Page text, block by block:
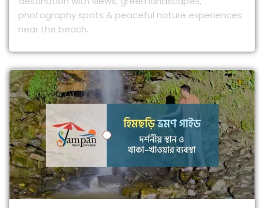
photography spots & peaceful nature experiences
near the beach.